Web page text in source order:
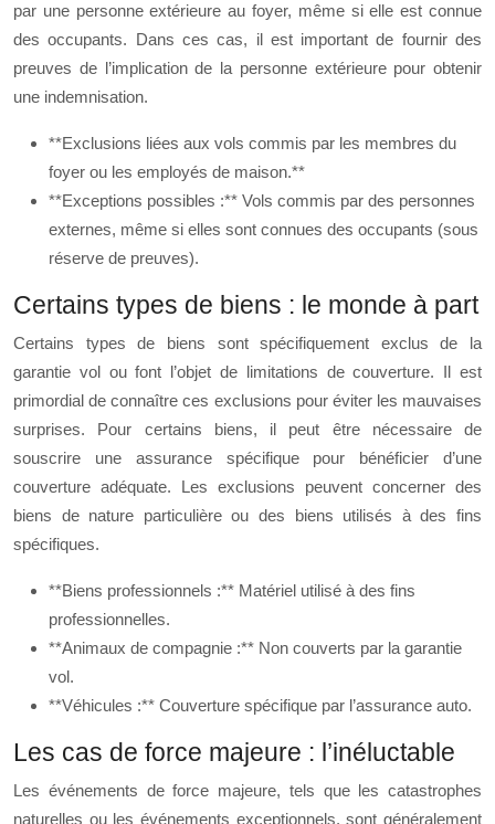
par une personne extérieure au foyer, même si elle est connue
des occupants. Dans ces cas, il est important de fournir des
preuves de l’implication de la personne extérieure pour obtenir
une indemnisation.
**Exclusions liées aux vols commis par les membres du
foyer ou les employés de maison.**
**Exceptions possibles :** Vols commis par des personnes
externes, même si elles sont connues des occupants (sous
réserve de preuves).
Certains types de biens : le monde à part
Certains types de biens sont spécifiquement exclus de la
garantie vol ou font l’objet de limitations de couverture. Il est
primordial de connaître ces exclusions pour éviter les mauvaises
surprises. Pour certains biens, il peut être nécessaire de
souscrire une assurance spécifique pour bénéficier d’une
couverture adéquate. Les exclusions peuvent concerner des
biens de nature particulière ou des biens utilisés à des fins
spécifiques.
**Biens professionnels :** Matériel utilisé à des fins
professionnelles.
**Animaux de compagnie :** Non couverts par la garantie
vol.
**Véhicules :** Couverture spécifique par l’assurance auto.
Les cas de force majeure : l’inéluctable
Les événements de force majeure, tels que les catastrophes
naturelles ou les événements exceptionnels, sont généralement